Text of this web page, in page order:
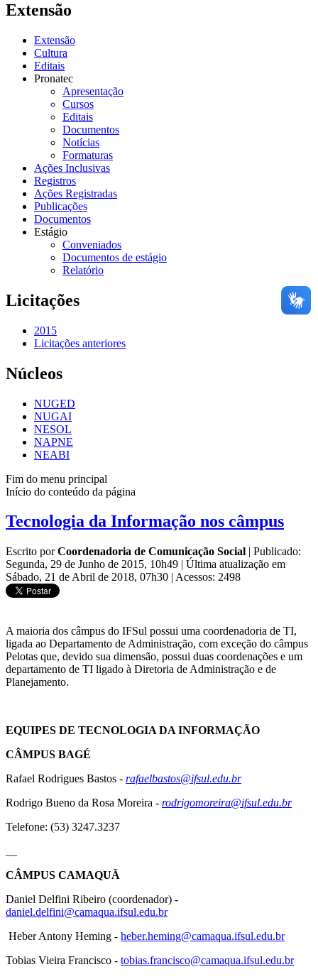
Extensão
Extensão
Cultura
Editais
Pronatec
Apresentação
Cursos
Editais
Documentos
Notícias
Formaturas
Ações Inclusivas
Registros
Ações Registradas
Publicações
Documentos
Estágio
Conveniados
Documentos de estágio
Relatório
Licitações
2015
Licitações anteriores
Núcleos
NUGED
NUGAI
NESOL
NAPNE
NEABI
Fim do menu principal
Início do conteúdo da página
Tecnologia da Informação nos câmpus
Escrito porCoordenadoria de Comunicação Social | Publicado:
Segunda, 29 de Junho de 2015, 10h49 | Última atualização em
Sábado, 21 de Abril de 2018, 07h30 | Acessos: 2498
A maioria dos câmpus do IFSul possui uma coordenadoria de TI,
ligada ao Departamento de Administração, com exceção do câmpus
Pelotas que, devido sua dimensão, possui duas coordenações e um
departamento de TI ligado à Diretoria de Administração e de
Planejamento.
EQUIPES DE TECNOLOGIA DA INFORMAÇÃO
CÂMPUS BAGÉ
Rafael Rodrigues Bastos - rafaelbastos@ifsul.edu.br
Rodrigo Bueno da Rosa Moreira - rodrigomoreira@ifsul.edu.br
Telefone: (53) 3247.3237
CÂMPUS CAMAQUÃ
Daniel Delfini Ribeiro (coordenador) -
daniel.delfini@camaqua.ifsul.edu.br
Heber Antony Heming - heber.heming@camaqua.ifsul.edu.br
Tobias Vieira Francisco - tobias.francisco@camaqua.ifsul.edu.br